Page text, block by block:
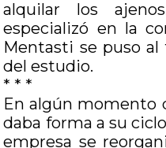
alquilar los
especializó en la
Mentasti se puso
del estudio.
* * *
En algún momento
daba forma a su
empresa se